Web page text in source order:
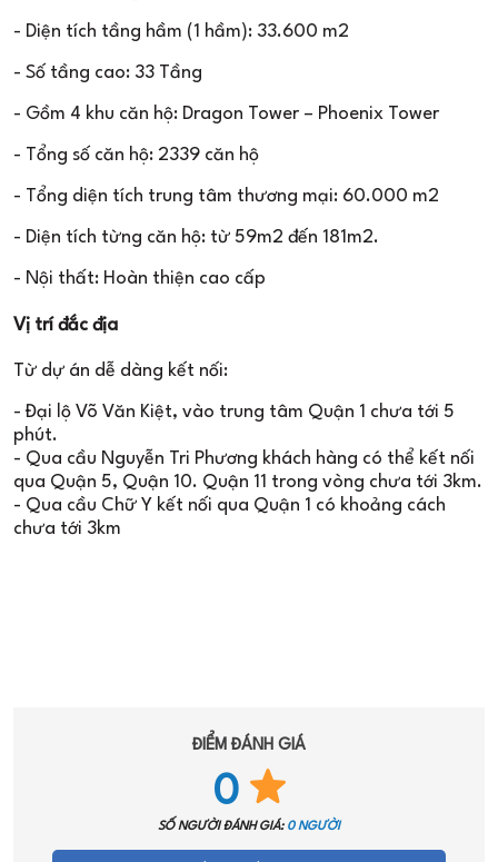
- Diện tích tầng hầm (1 hầm): 33.600 m2
- Số tầng cao: 33 Tầng
- Gồm 4 khu căn hộ: Dragon Tower – Phoenix Tower
- Tổng số căn hộ: 2339 căn hộ
- Tổng diện tích trung tâm thương mại: 60.000 m2
- Diện tích từng căn hộ: từ 59m2 đến 181m2.
- Nội thất: Hoàn thiện cao cấp
Vị trí đắc địa
Từ dự án dễ dàng kết nối:
- Đại lộ Võ Văn Kiệt, vào trung tâm Quận 1 chưa tới 5
phút.
- Qua cầu Nguyễn Tri Phương khách hàng có thể kết nối
qua Quận 5, Quận 10. Quận 11 trong vòng chưa tới 3km.
- Qua cầu Chữ Y kết nối qua Quận 1 có khoảng cách
chưa tới 3km
ĐIỂM ĐÁNH GIÁ
0
SỐ NGƯỜI ĐÁNH GIÁ: 0 NGƯỜI